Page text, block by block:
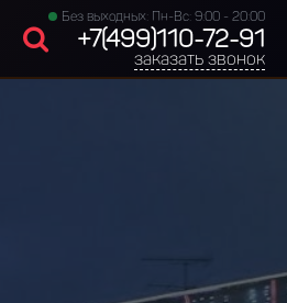
Без выходных: Пн-Вс: 9:00 - 20:00
+7(499)110-72-91
заказать звонок